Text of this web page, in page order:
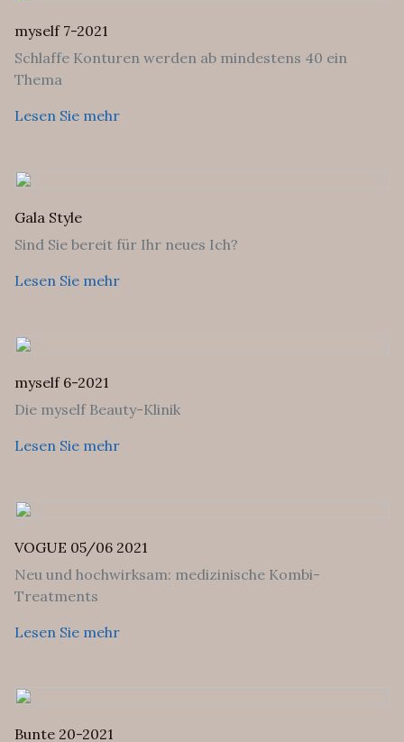
myself 7-2021
Schlaffe Konturen werden ab mindestens 40 ein
Thema
Lesen Sie mehr
Gala Style
Sind Sie bereit für Ihr neues Ich?
Lesen Sie mehr
myself 6-2021
Die myself Beauty-Klinik
Lesen Sie mehr
VOGUE 05/06 2021
Neu und hochwirksam: medizinische Kombi-
Treatments
Lesen Sie mehr
Bunte 20-2021